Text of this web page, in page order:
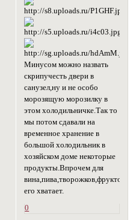
Минусом можно назвать
скрипучесть двери в
санузел,ну и не особо
морозящую морозилку в
этом холодильничке.Так то
мы потом сдавали на
временное хранение в
большой холодильник в
хозяйском доме некоторые
продукты.Впрочем для
его хватает.
0